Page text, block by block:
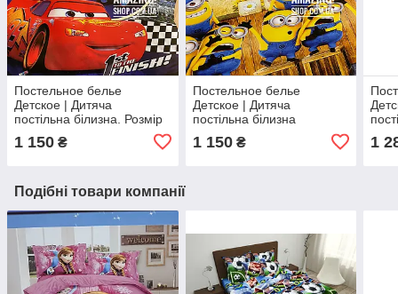
Постельное белье
Детское | Дитяча
постільна білизна. Розмір
комплект. Бавовна.
1 150 ₴
Постельное белье
Детское | Дитяча
постільна білизна
півторачка | Полуторный
комплект. Бавовна.
1 150₴ 1
Подібні товари компанії